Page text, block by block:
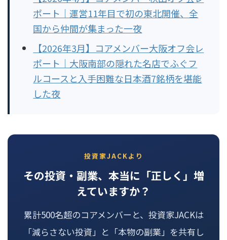
ポート｜運営11年目で初の東北開催、全
国から仲間が集まった一夜
【2026年3月】コアメンバー大阪オフ会レ
ポート｜大阪南部の隠れた名店でふぐフ
ルコースと入手困難な日本酒7銘柄を堪能
した夜
投資家JACKより
その投資・副業、本当に「正しく」増
えていますか？
累計500名超のコアメンバーと、投資家JACKは
「減らさない投資」と「本物の副業」を共有し